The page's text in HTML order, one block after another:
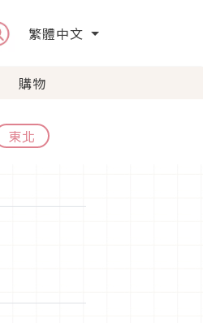
繁體中文
購物
東北